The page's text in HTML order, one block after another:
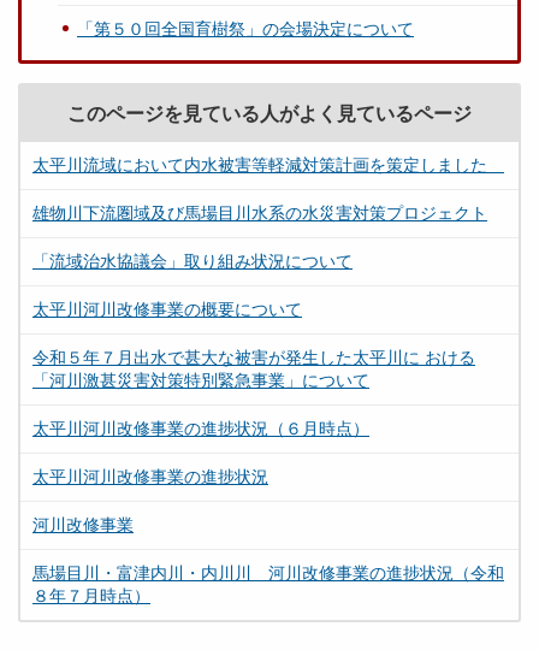
「第５０回全国育樹祭」の会場決定について
このページを見ている人がよく見ているページ
太平川流域において内水被害等軽減対策計画を策定しました
雄物川下流圏域及び馬場目川水系の水災害対策プロジェクト
「流域治水協議会」取り組み状況について
太平川河川改修事業の概要について
令和５年７月出水で甚大な被害が発生した太平川に おける
「河川激甚災害対策特別緊急事業」について
太平川河川改修事業の進捗状況（６月時点）
太平川河川改修事業の進捗状況
河川改修事業
馬場目川・富津内川・内川川 河川改修事業の進捗状況（令和
８年７月時点）